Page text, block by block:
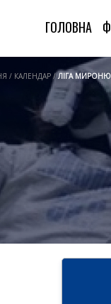
ГОЛОВНА
/ КАЛЕНДАР / ЛІГА